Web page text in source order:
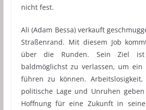
nicht fest.
Ali (Adam Bessa) verkauft
Straßenrand. Mit diesem Job
über die Runden. Sein Ziel ist
baldmöglichst zu verlassen, um ein
führen zu können.
politische Lage und Unruhen
Hoffnung für eine Zukunft in